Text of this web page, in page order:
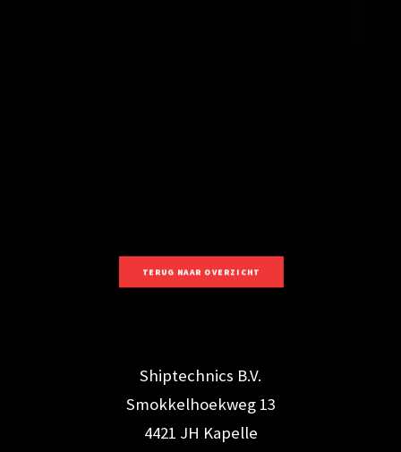
Project: Vernieuwing kasten alarmering -
Aangetroffen situatie
TERUG NAAR OVERZICHT
Shiptechnics B.V.
Smokkelhoekweg 13
4421 JH Kapelle